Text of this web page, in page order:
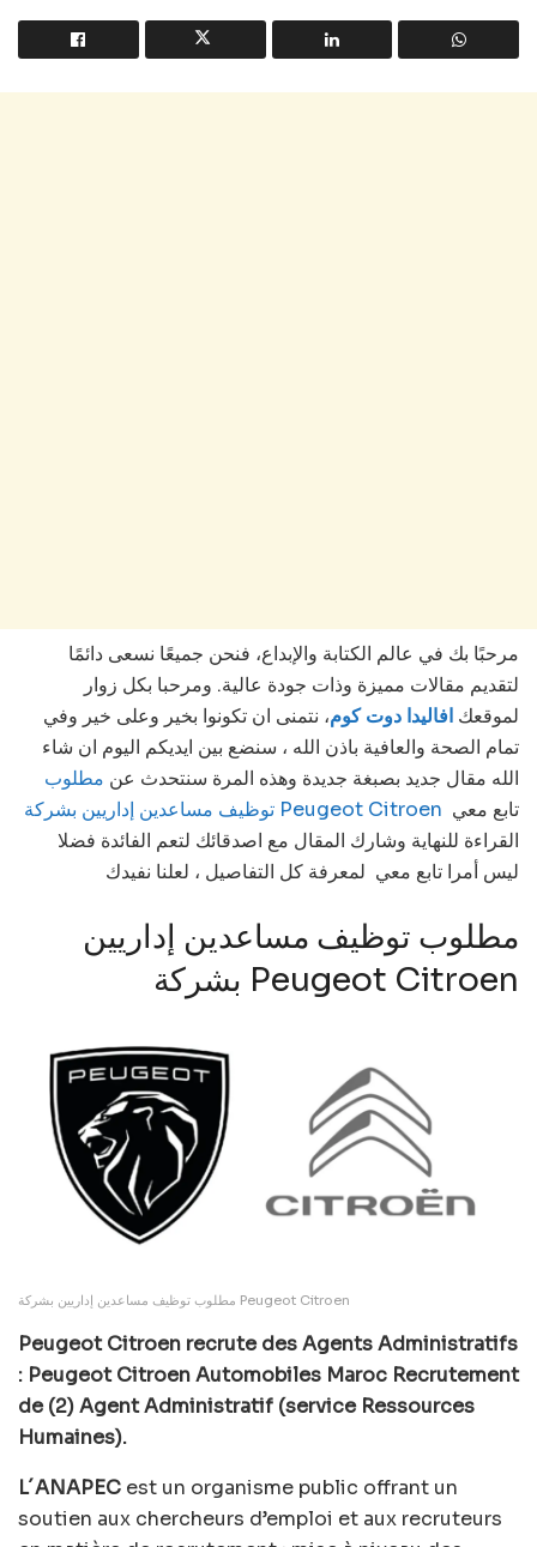
مرحبًا بك في عالم الكتابة والإبداع، فنحن جميعًا نسعى دائمًا
لتقديم مقالات مميزة وذات جودة عالية. ومرحبا بكل زوار
لموقعك افاليدا دوت كوم، نتمنى ان تكونوا بخير وعلى خير وفي
تمام الصحة والعافية باذن الله ، سنضع بين ايديكم اليوم ان شاء
الله مقال جديد بصبغة جديدة وهذه المرة سنتحدث عن مطلوب
توظيف مساعدين إداريين بشركة Peugeot Citroen تابع معي
القراءة للنهاية وشارك المقال مع اصدقائك لتعم الفائدة فضلا
ليس أمرا تابع معي لمعرفة كل التفاصيل ، لعلنا نفيدك
مطلوب توظيف مساعدين إداريين
بشركة Peugeot Citroen
مطلوب توظيف مساعدين إداريين بشركة Peugeot Citroen
Peugeot Citroen recrute des Agents Administratifs
: Peugeot Citroen Automobiles Maroc Recrutement
de (2) Agent Administratif (service Ressources
Humaines).
L´ANAPEC est un organisme public offrant un
soutien aux chercheurs d’emploi et aux recruteurs